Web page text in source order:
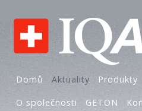
Domů Aktuality Produkty
O společnosti GETON